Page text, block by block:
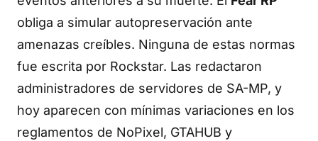
obliga a simular autopreservación ante
amenazas creíbles. Ninguna de estas normas
fue escrita por Rockstar. Las redactaron
administradores de servidores de SA-MP, y
hoy aparecen con mínimas variaciones en los
reglamentos de NoPixel, GTAHUB y